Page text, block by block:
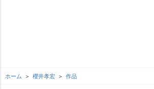
ホーム 櫻井孝宏 作品